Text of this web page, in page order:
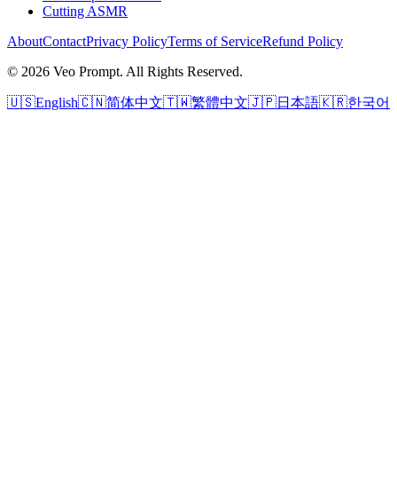
Cutting ASMR
AboutContactPrivacy PolicyTerms of ServiceRefund Policy
© 2026 Veo Prompt. All Rights Reserved.
🇺🇸English🇨🇳简体中文🇹🇼繁體中文🇯🇵日本語🇰🇷한국어